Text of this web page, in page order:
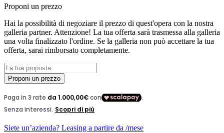
Proponi un prezzo
Hai la possibilità di negoziare il prezzo di quest'opera con la nostra
galleria partner. Attenzione! La tua offerta sarà trasmessa alla galleria
una volta finalizzato l'ordine. Se la galleria non può accettare la tua
offerta, sarai rimborsato completamente.
Proponi un prezzo
Siete un’azienda? Leasing a partire da /mese